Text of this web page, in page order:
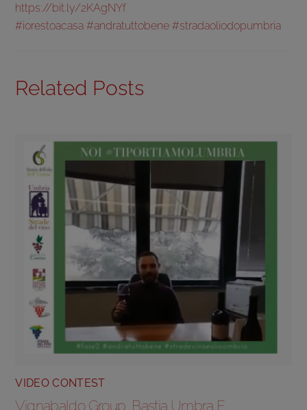
https://bit.ly/2KAgNYf
#iorestoacasa #andratuttobene #stradaoliodopumbria
Related Posts
VIDEO CONTEST
Vignabaldo Group, Bastia Umbra E